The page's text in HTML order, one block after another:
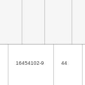
16454102-9 44